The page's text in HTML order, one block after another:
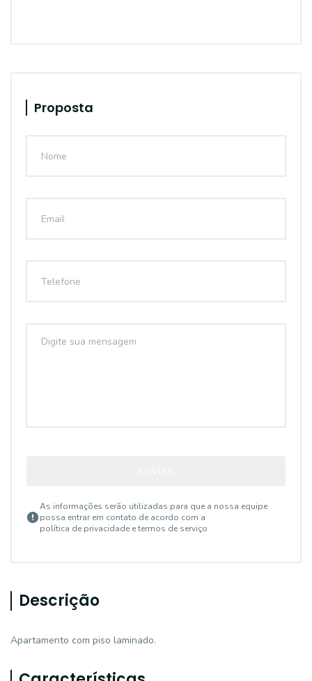
Proposta
As informações serão utilizadas para que a nossa equipe
possa entrar em contato de acordo com a
política de privacidade e termos de serviço
Descrição
Apartamento com piso laminado.